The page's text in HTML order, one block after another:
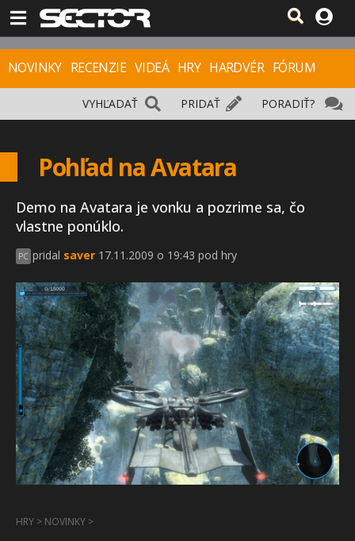
NOVINKY RECENZIE VIDEÁ HRY HARDVÉR FÓRUM
PORADIŤ?
PRIDAŤ
VYHĽADAŤ
Pohľad na Avatara
Demo na Avatara je vonku a pozrime sa, čo
vlastne ponúklo.
PC pridal saver 17.11.2009 o 19:43 pod hry
HRY > NOVINKY >